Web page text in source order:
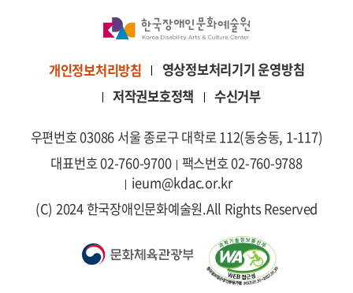
개인정보처리방침
영상정보처리기기 운영방침
저작권보호정책
수신거부
우편번호 03086 서울 종로구 대학로 112(동숭동, 1-117)
대표번호 02-760-9700 팩스번호 02-760-9788
ieum@kdac.or.kr
(C) 2024 한국장애인문화예술원.All Rights Reserved